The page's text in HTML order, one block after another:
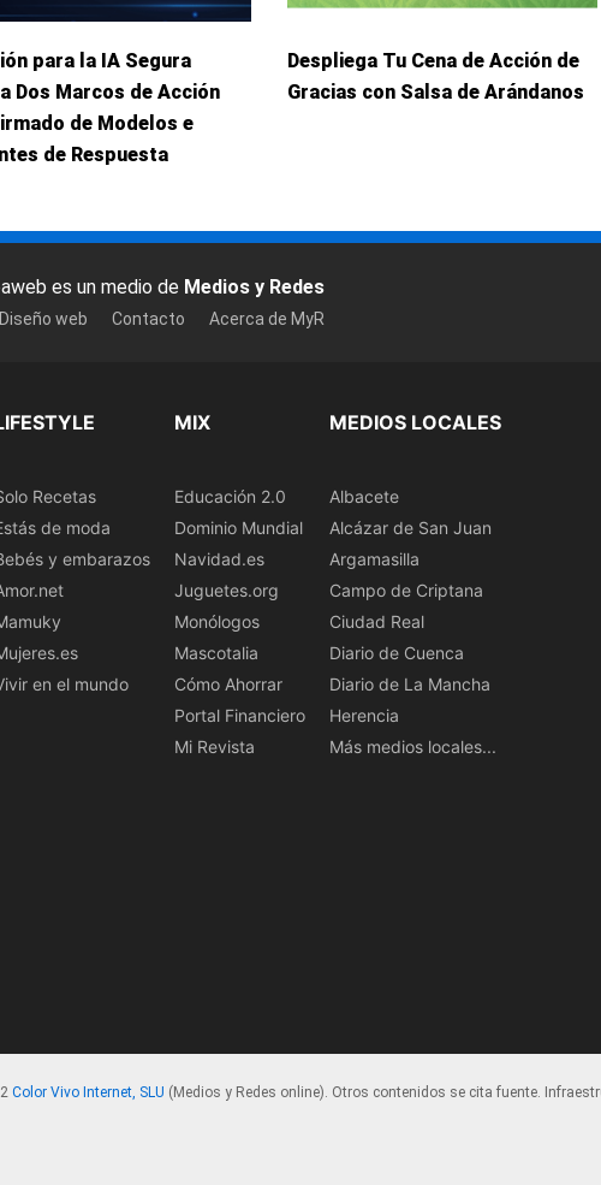
para la IA Segura
Dos Marcos de Acción
de Modelos e
de Respuesta
Despliega Tu Cena de Acción de
Gracias con Salsa de Arándanos
es un medio de Medios y Redes
web Contacto Acerca de MyR
Recetas
de moda
y embarazos
en el mundo
MIX
Educación 2.0
Dominio Mundial
Navidad.es
Juguetes.org
Monólogos
Mascotalia
Cómo Ahorrar
Portal Financiero
Mi Revista
MEDIOS LOCALES
Albacete
Alcázar de San Juan
Argamasilla
Campo de Criptana
Ciudad Real
Diario de Cuenca
Diario de La Mancha
Herencia
Más medios locales...
Color Vivo Internet, SLU (Medios y Redes online). Otros contenidos se cita fuente.